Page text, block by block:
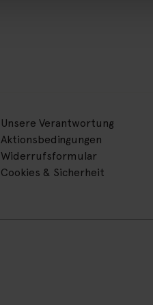
Unsere Verantwortung
Aktionsbedingungen
Widerrufsformular
Cookies & Sicherheit